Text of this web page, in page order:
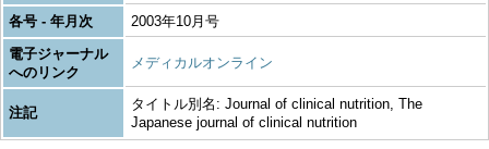
各号 - 年月次
2003年10月号
電子ジャーナル
へのリンク
メディカルオンライン
注記
タイトル別名: Journal of clinical nutrition, The
Japanese journal of clinical nutrition